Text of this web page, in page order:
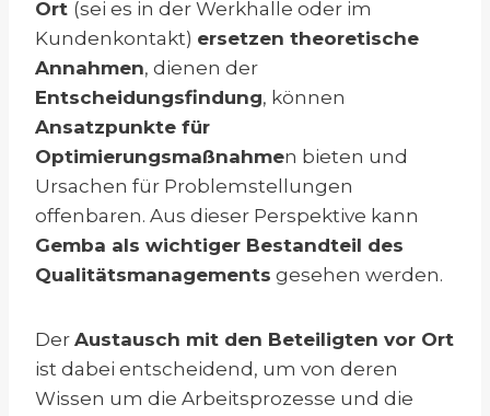
Ort (sei es in der Werkhalle oder im
Kundenkontakt) ersetzen theoretische
Annahmen, dienen der
Entscheidungsfindung, können
Ansatzpunkte für
Optimierungsmaßnahmen bieten und
Ursachen für Problemstellungen
offenbaren. Aus dieser Perspektive kann
Gemba als wichtiger Bestandteil des
Qualitätsmanagements gesehen werden.
Der Austausch mit den Beteiligten vor Ort
ist dabei entscheidend, um von deren
Wissen um die Arbeitsprozesse und die